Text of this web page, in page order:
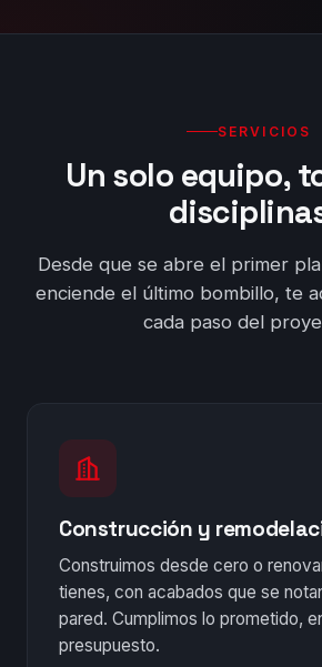
SERVICIOS
Un solo equipo,
Desde que se abre el primer
enciende el último bombillo, te
cada paso del
Construcción y
Construimos desde cero o
tienes, con acabados que se
pared. Cumplimos lo prometido,
presupuesto.